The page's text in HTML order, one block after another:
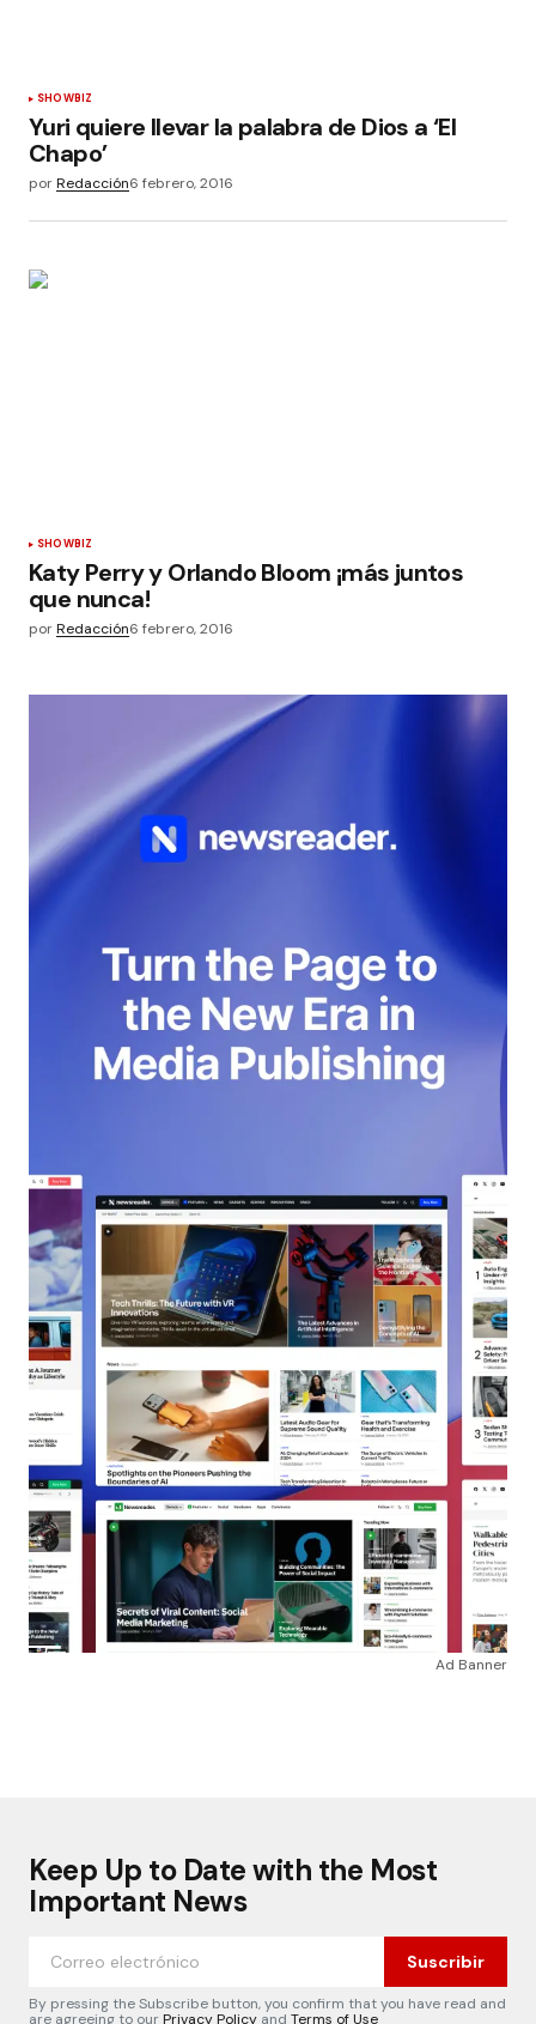
SHOWBIZ
Yuri quiere llevar la palabra de Dios a ‘El
Chapo’
porRedacción6 febrero, 2016
SHOWBIZ
Katy Perry y Orlando Bloom ¡más juntos
que nunca!
porRedacción6 febrero, 2016
Ad Banner
Keep Up to Date with the Most
Important News
Suscribir
By pressing the Subscribe button, you confirm that you have read and
are agreeing to ourPrivacy Policy and Terms of Use